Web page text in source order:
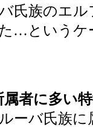
氏族のエ
…というケ
者に多い
ーバ氏族に